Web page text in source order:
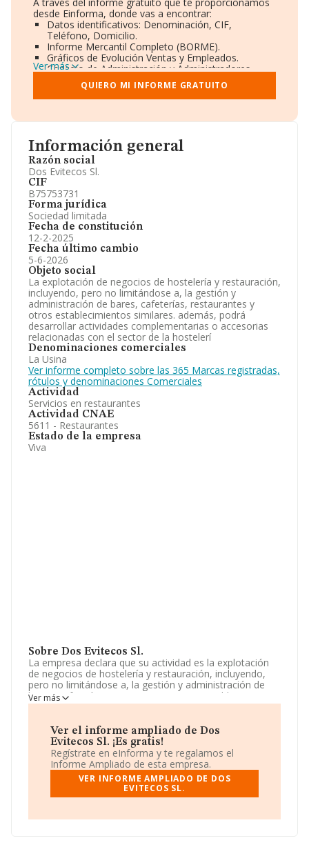
Información general
Razón social
Dos Evitecos Sl.
CIF
B75753731
Forma jurídica
Sociedad limitada
Fecha de constitución
12-2-2025
Fecha último cambio
5-6-2026
Objeto social
La explotación de negocios de hostelería y restauración,
incluyendo, pero no limitándose a, la gestión y
administración de bares, cafeterías, restaurantes y
otros establecimientos similares. además, podrá
desarrollar actividades complementarias o accesorias
relacionadas con el sector de la hostelerí
Denominaciones comerciales
La Usina
Ver informe completo sobre las 365 Marcas registradas,
rótulos y denominaciones Comerciales
Actividad
Servicios en restaurantes
Actividad CNAE
5611 - Restaurantes
Estado de la empresa
Viva
Sobre Dos Evitecos Sl.
La empresa declara que su actividad es la explotación
de negocios de hostelería y restauración, incluyendo,
pero no limitándose a, la gestión y administración de
bares, cafeterías, restaurantes y otros establecimientos
similares. además, podrá desarrollar actividades
sector de la hostelerí. La empresa está registrada como
Sociedad Limitada. La actividad de referencia CNAE
corresponde a '%cnae%', cuyo Código es 5611. La
empresa no tiene actividad en mercados exteriores.
La sociedad españolaDos Evitecos S.L , CIF
B75753731, está situada en Calle General Riera núm. 12
Baleares.
Ver más
Ver el informe ampliado de Dos
Evitecos Sl. ¡Es gratis!
Regístrate en eInforma y te regalamos el
Informe Ampliado de esta empresa.
VER INFORME AMPLIADO DE DOS
EVITECOS SL.
desde Einforma, donde vas a encontrar:
Datos identificativos: Denominación, CIF,
Teléfono, Domicilio.
Informe Mercantil Completo (BORME).
Gráficos de Evolución Ventas y Empleados.
Consejo de Administración y Administradores.
Directivos y Ejecutivos.
Accionistas.
Participaciones y Vinculaciones en otras empresas.
Información oficial y registral complementaria.
Ver más
QUIERO MI INFORME GRATUITO